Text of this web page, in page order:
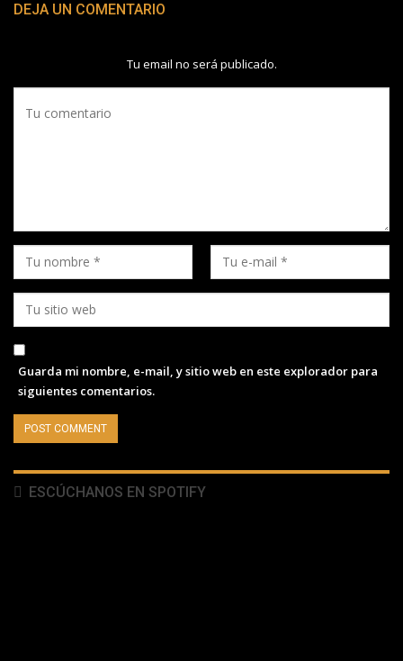
DEJA UN COMENTARIO
Tu email no será publicado.
Guarda mi nombre, e-mail, y sitio web en este explorador para
siguientes comentarios.
ESCÚCHANOS EN SPOTIFY